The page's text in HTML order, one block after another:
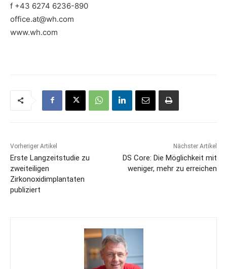
f +43 6274 6236-890
office.at@wh.com
www.wh.com
Vorheriger Artikel
Erste Langzeitstudie zu
zweiteiligen
Zirkonoxidimplantaten
publiziert
Nächster Artikel
DS Core: Die Möglichkeit mit
weniger, mehr zu erreichen